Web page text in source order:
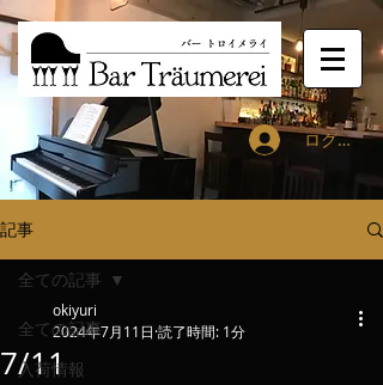
ログイン
記事
全ての記事
入荷情報
全ての記事
7/11
okiyuri
2024年7月11日 読了時間: 1分